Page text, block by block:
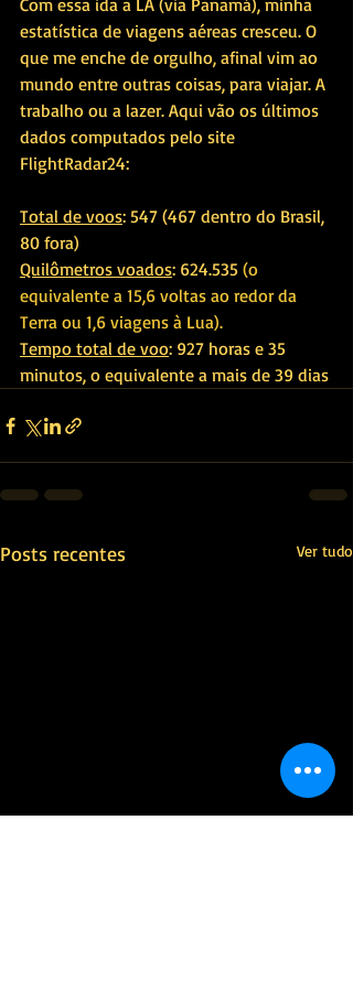
Com essa ida a LA (via Panamá), minha
estatística de viagens aéreas cresceu. O
que me enche de orgulho, afinal vim ao
mundo entre outras coisas, para viajar. A
trabalho ou a lazer. Aqui vão os últimos
dados computados pelo site
FlightRadar24:
Total de voos: 547 (467 dentro do Brasil,
80 fora)
Quilômetros voados: 624.535 (o
equivalente a 15,6 voltas ao redor da
Terra ou 1,6 viagens à Lua).
Tempo total de voo: 927 horas e 35
minutos, o equivalente a mais de 39 dias
Posts recentes Ver tudo